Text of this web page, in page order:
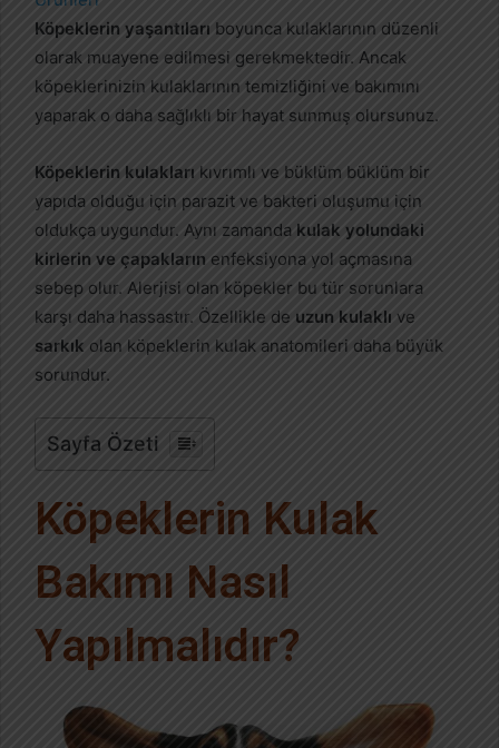
s
t
a
ö
n
d
e
m
Köpeklerin yaşantıları boyunca kulaklarının düzenli
olarak muayene edilmesi gerekmektedir. Ancak
köpeklerinizin kulaklarının temizliğini ve bakımını
yaparak o daha sağlıklı bir hayat sunmuş olursunuz.
Köpeklerin kulakları kıvrımlı ve büklüm büklüm bir
yapıda olduğu için parazit ve bakteri oluşumu için
oldukça uygundur. Aynı zamanda kulak yolundaki
kirlerin ve çapakların enfeksiyona yol açmasına
sebep olur. Alerjisi olan köpekler bu tür sorunlara
karşı daha hassastır. Özellikle de uzun kulaklı ve
sarkık olan köpeklerin kulak anatomileri daha büyük
sorundur.
Sayfa Özeti
Köpeklerin Kulak
Bakımı Nasıl
Yapılmalıdır?